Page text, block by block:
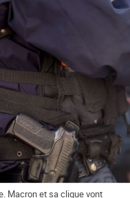
Macron et sa clique vont